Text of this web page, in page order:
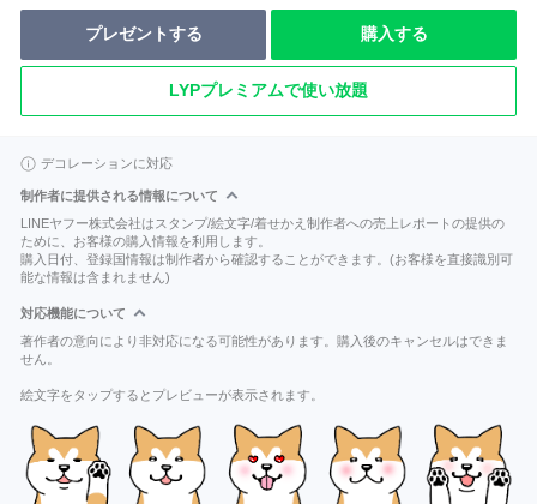
プレゼントする 購入する
LYPプレミアムで使い放題
デコレーションに対応
制作者に提供される情報について
LINEヤフー株式会社はスタンプ/絵文字/着せかえ制作者への売上レポートの提供の
ために、お客様の購入情報を利用します。
購入日付、登録国情報は制作者から確認することができます。(お客様を直接識別可
能な情報は含まれません)
対応機能について
著作者の意向により非対応になる可能性があります。購入後のキャンセルはできま
せん。
絵文字をタップするとプレビューが表示されます。